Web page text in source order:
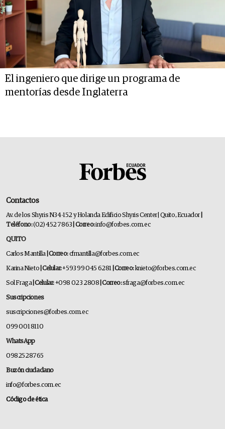
El ingeniero que dirige un programa de
mentorías desde Inglaterra
Contactos
Av. de los Shyris N34-152 y Holanda Edificio Shyris Center | Quito, Ecuador
Teléfono:(02) 452 7863 | Correo:info@forbes.com.ec
QUITO
Carlos Mantilla | Correo:cfmantilla@forbes.com.ec
Karina Nieto | Celular:+593 99 045 6281 | Correo:knieto@forbes.com.ec
Sol Fraga| Celular:+098 023 2808 | Correo:sfraga@forbes.com.ec
Suscripciones
suscripciones@forbes.com.ec
099 001 8110
WhatsApp
0982528765
Buzón ciudadano
info@forbes.com.ec
Código de ética